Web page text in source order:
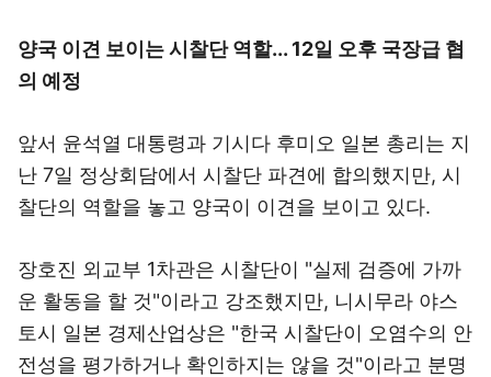
양국 이견 보이는 시찰단 역할... 12일 오후 국장급 협
의 예정
앞서 윤석열 대통령과 기시다 후미오 일본 총리는 지
난 7일 정상회담에서 시찰단 파견에 합의했지만, 시
찰단의 역할을 놓고 양국이 이견을 보이고 있다.
장호진 외교부 1차관은 시찰단이 "실제 검증에 가까
운 활동을 할 것"이라고 강조했지만, 니시무라 야스
토시 일본 경제산업상은 "한국 시찰단이 오염수의 안
전성을 평가하거나 확인하지는 않을 것"이라고 분명